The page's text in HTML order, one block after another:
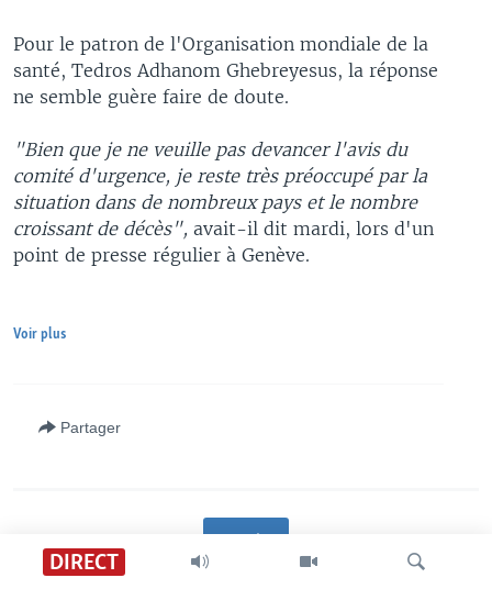
DIRECT
Pour le patron de l'Organisation mondiale de la
santé, Tedros Adhanom Ghebreyesus, la réponse
ne semble guère faire de doute.
"Bien que je ne veuille pas devancer l'avis du
comité d'urgence, je reste très préoccupé par la
situation dans de nombreux pays et le nombre
croissant de décès", avait-il dit mardi, lors d'un
point de presse régulier à Genève.
Voir plus
Partager